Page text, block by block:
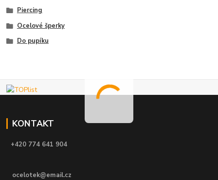
Piercing
Ocelové šperky
Do pupíku
KONTAKT
+420 774 641 904
ocelotek@email.cz